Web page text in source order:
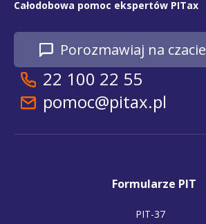
Całodobowa pomoc ekspertów PITax
Porozmawiaj na czacie
22 100 22 55
pomoc@pitax.pl
Formularze PIT
PIT-37